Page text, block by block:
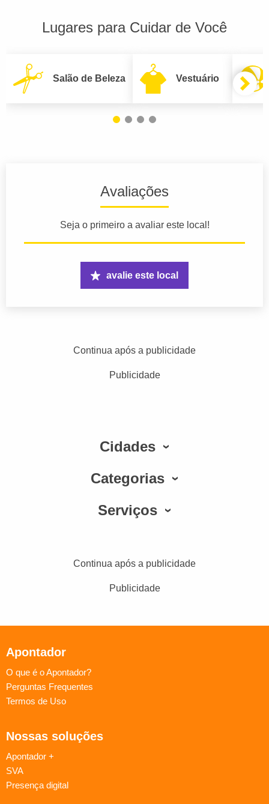
Lugares para Cuidar de Você
Salão de Beleza Vestuário
Avaliações
Seja o primeiro a avaliar este local!
avalie este local
Continua após a publicidade
Publicidade
Cidades
Categorias
Serviços
Continua após a publicidade
Publicidade
Apontador
O que é o Apontador?
Perguntas Frequentes
Termos de Uso
Nossas soluções
Apontador +
SVA
Presença digital